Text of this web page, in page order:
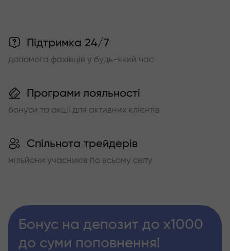
Підтримка 24/7
допомога фахівців у будь-який час
Програми лояльності
бонуси та акції для активних клієнтів
Спільнота трейдерів
мільйони учасників по всьому світу
Бонус на депозит до х1000
до суми поповнення!